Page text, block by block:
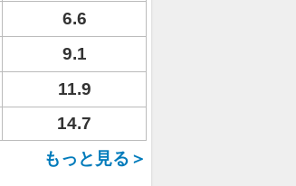
6.6
9.1
11.9
14.7
もっと見る＞